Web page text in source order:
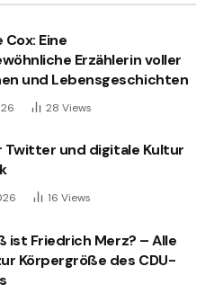
Eine
Erzählerin voller
und Lebensgeschichten
28 Views
Twitter und digitale Kultur
16 Views
ist Friedrich Merz? – Alle
Körpergröße des CDU-